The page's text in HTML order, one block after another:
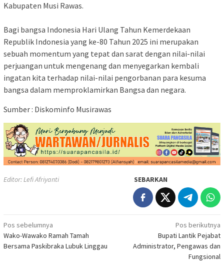
Kabupaten Musi Rawas.
‎Bagi bangsa Indonesia Hari Ulang Tahun Kemerdekaan
Republik Indonesia yang ke-80 Tahun 2025 ini merupakan
sebuah momentum yang tepat dan sarat dengan nilai-nilai
perjuangan untuk mengenang dan menyegarkan kembali
ingatan kita terhadap nilai-nilai pengorbanan para kesuma
bangsa dalam memproklamirkan Bangsa dan negara.
Sumber : Diskominfo Musirawas
Editor: Lefi Afriyanti SEBARKAN
Navigasi
pos
Pos sebelumnya
Wako-Wawako Ramah Tamah
Bersama Paskibraka Lubuk Linggau
Pos berikutnya
Bupati Lantik Pejabat
Administrator, Pengawas dan
Fungsional